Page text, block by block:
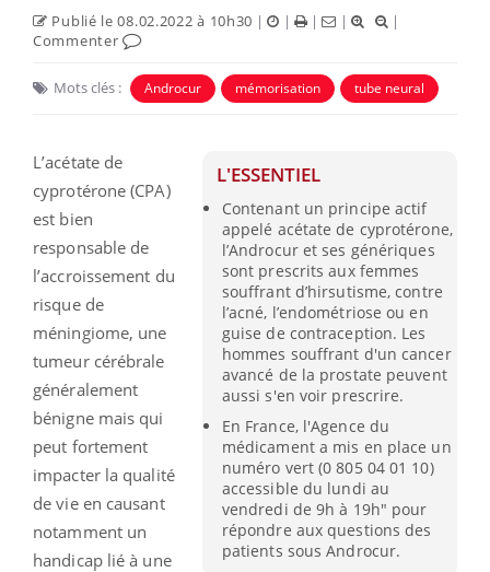
Publié le 08.02.2022 à 10h30 | | | |
|
Commenter
Mots clés : Androcur mémorisation tube neural
L'ESSENTIEL
Contenant un principe actif
appelé acétate de cyprotérone,
l’Androcur et ses génériques
sont prescrits aux femmes
souffrant d’hirsutisme, contre
l’acné, l’endométriose ou en
guise de contraception. Les
hommes souffrant d'un cancer
avancé de la prostate peuvent
aussi s'en voir prescrire.
En France, l'Agence du
médicament a mis en place un
numéro vert (0 805 04 01 10)
accessible du lundi au
vendredi de 9h à 19h" pour
répondre aux questions des
patients sous Androcur.
L’acétate de
cyprotérone (CPA)
est bien
responsable de
l’accroissement du
risque de
méningiome, une
tumeur cérébrale
généralement
bénigne mais qui
peut fortement
impacter la qualité
de vie en causant
notamment un
handicap lié à une